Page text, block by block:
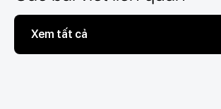
Xem tất cả